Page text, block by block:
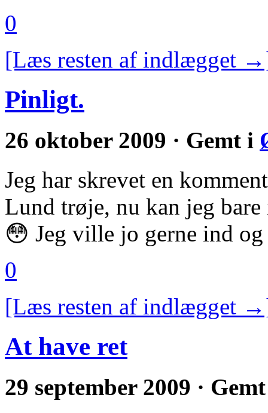
0
[Læs resten af indlægget
Pinligt.
26 oktober 2009 · Gemt i
Jeg har skrevet en
Lund trøje, nu kan jeg
😳 Jeg ville jo gerne ind
0
[Læs resten af indlægget
At have ret
29 september 2009 ·